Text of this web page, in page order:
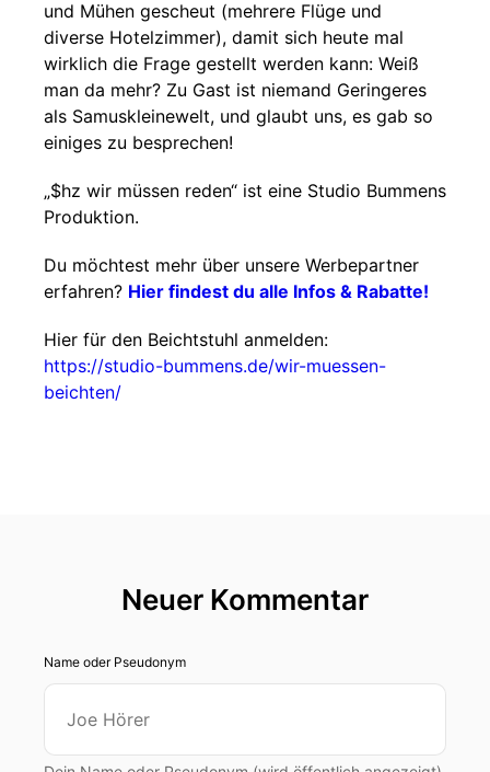
und Mühen gescheut (mehrere Flüge und
diverse Hotelzimmer), damit sich heute mal
wirklich die Frage gestellt werden kann: Weiß
man da mehr? Zu Gast ist niemand Geringeres
als Samuskleinewelt, und glaubt uns, es gab so
einiges zu besprechen!
„$hz wir müssen reden“ ist eine Studio Bummens
Produktion.
Du möchtest mehr über unsere Werbepartner
erfahren? Hier findest du alle Infos & Rabatte!
Hier für den Beichtstuhl anmelden:
https://studio-bummens.de/wir-muessen-
beichten/
Neuer Kommentar
Name oder Pseudonym